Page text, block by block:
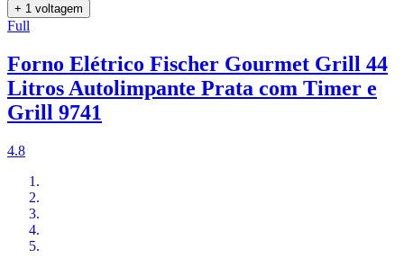
+ 1 voltagem
Full
Forno Elétrico Fischer Gourmet Grill 44
Litros Autolimpante Prata com Timer e
Grill 9741
4.8